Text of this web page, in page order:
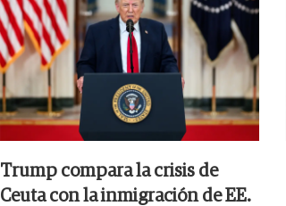
Trump compara la crisis de
Ceuta con la inmigración de EE.